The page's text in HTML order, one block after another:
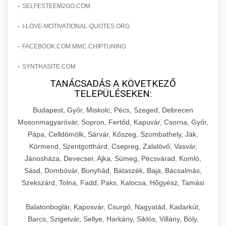
amelyek valós eredményeket hoznak.
szonyegtisztito.net
marketing stratégiai tervrajz
útjáról, bemutatva az utat a küzdő praxistól a
virágzó vállalkozásig 150%-os növekedéssel.
klinika átalakulási történet
Érdeklődés 150%-os Fokozása
Technikák és módszerek a páciensek
érdeklődésének és elkötelezettségének drámai
növeléséhez. Egy 150%-os fellendülési
esettanulmány gyakorlati betekintésekkel.
weboldal-keszites.co
elkötelezettség erősítési módszerek
🎮 19. AI Google Ads és Meta
Kampány Kezelés
Fejlett AI-alapú Google Ads és Meta hirdetési
kampánykezelés. Optimalizálja hirdetési
költségvetését gépi tanulással és
automatizálással.
aikampany.hu AI hirdetési automatizálás
🍞 20. Ipari Dagasztógép +
Professzionális ipari dagasztógépek és
tésztakeverő gépek pékségek és kereskedelmi
konyhák számára. Masszív konstrukció
megbízható teljesítményhez.
🔪 21. Ipari Szeletelőgép +
Ipari hús- és sajtszeletelő gépek professzionális
élelmiszer-előkészítéshez. Precíziós vágás
📦 22. Vákuumozó Gép
- SELFESTEEM2GO.COM
- I-LOVE-MOTIVATIONAL-QUOTES.ORG
- FACEBOOK.COM MMC CHIPTUNING
- SYNTHASITE.COM
TANÁCSADÁS A KÖVETKEZŐ
TELEPÜLÉSEKEN:
Budapest, Győr, Miskolc, Pécs, Szeged, Debrecen
Mosonmagyaróvár, Sopron, Fertőd, Kapuvár, Csorna, Győr,
Pápa, Celldömölk, Sárvár, Kőszeg, Szombathely, Ják,
Körmend, Szentgotthárd, Csepreg, Zalalövő, Vasvár,
Jánosháza, Devecser, Ajka, Sümeg, Pécsvárad, Komló,
Sásd, Dombóvár, Bonyhád, Bátaszék, Baja, Bácsalmás,
Szekszárd, Tolna, Fadd, Paks, Kalocsa, Hőgyész, Tamási
Balatonboglár, Kaposvár, Csurgó, Nagyatád, Kadarkút,
Barcs, Szigetvár, Sellye, Harkány, Siklós, Villány, Bóly,